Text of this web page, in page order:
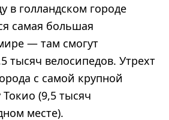
в голландском городе
самая большая
— там смогут
тысяч велосипедов. Утрехт
с самой крупной
(9,5 тысяч
месте).